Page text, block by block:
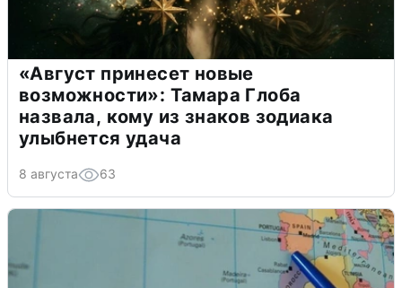
«Август принесет новые
возможности»: Тамара Глоба
назвала, кому из знаков зодиака
улыбнется удача
8 августа 63